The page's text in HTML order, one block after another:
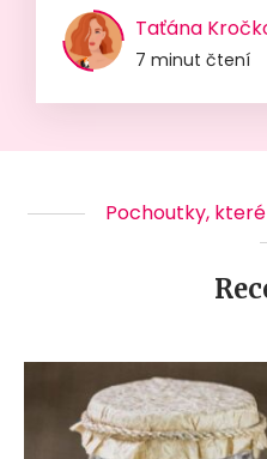
Taťána
7 minut čtení
Pochoutky,